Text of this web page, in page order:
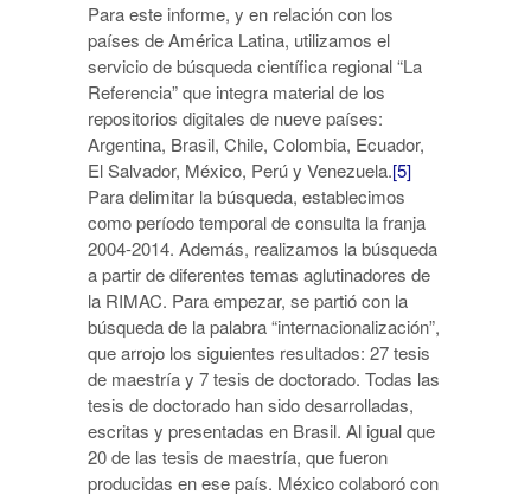
Para este informe, y en relación con los
países de América Latina, utilizamos el
servicio de búsqueda científica regional “La
Referencia” que integra material de los
repositorios digitales de nueve países:
Argentina, Brasil, Chile, Colombia, Ecuador,
El Salvador, México, Perú y Venezuela.[5]
Para delimitar la búsqueda, establecimos
como período temporal de consulta la franja
2004-2014. Además, realizamos la búsqueda
a partir de diferentes temas aglutinadores de
la RIMAC. Para empezar, se partió con la
búsqueda de la palabra “internacionalización”,
que arrojo los siguientes resultados: 27 tesis
de maestría y 7 tesis de doctorado. Todas las
tesis de doctorado han sido desarrolladas,
escritas y presentadas en Brasil. Al igual que
20 de las tesis de maestría, que fueron
producidas en ese país. México colaboró con